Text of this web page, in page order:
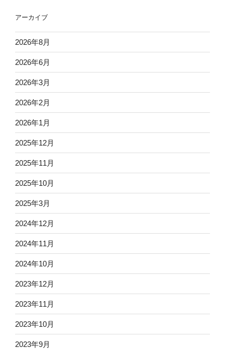
ー
（３）”
の
アーカイブ
2026年8月
2026年6月
2026年3月
2026年2月
2026年1月
2025年12月
2025年11月
2025年10月
2025年3月
2024年12月
2024年11月
2024年10月
2023年12月
2023年11月
2023年10月
2023年9月